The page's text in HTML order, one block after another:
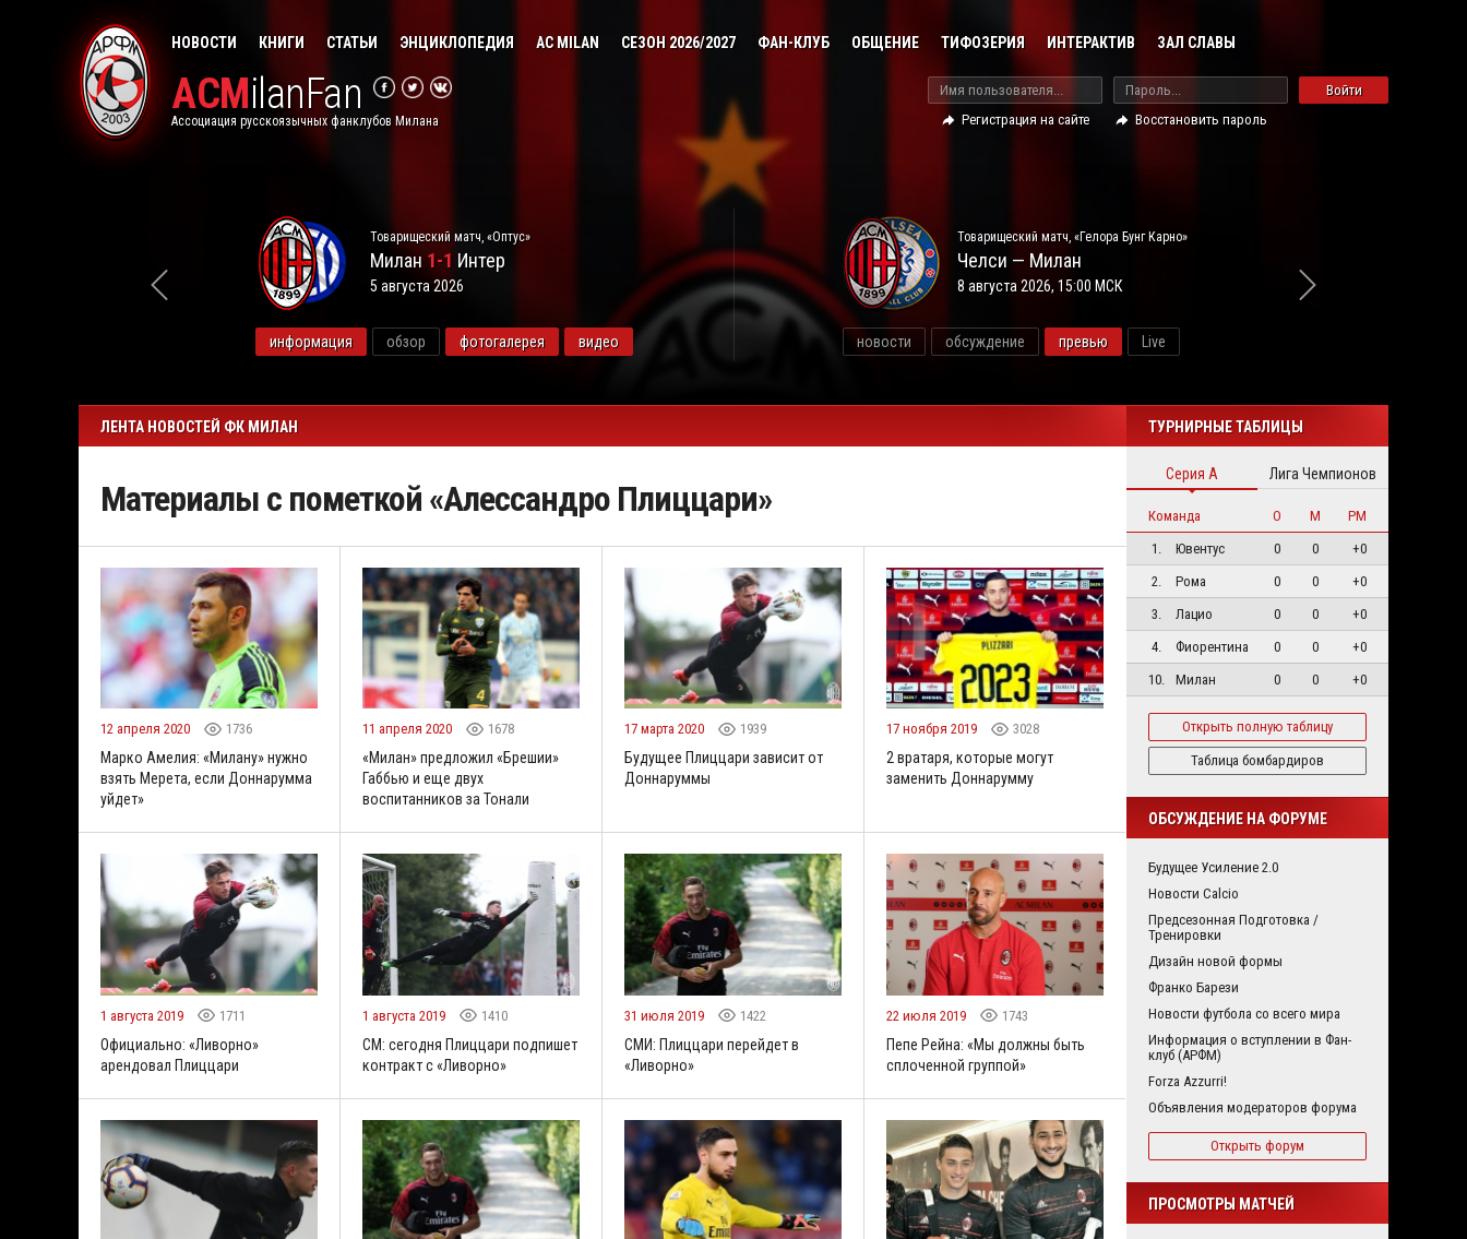
НОВОСТИ КНИГИ СТАТЬИ ЭНЦИКЛОПЕДИЯ AC MILAN СЕЗОН 2026/2027 ФАН-КЛУБ ОБЩЕНИЕ ТИФОЗЕРИЯ ИНТЕРАКТИВ ЗАЛ СЛАВЫ
ACMilanFan
Ассоциация русскоязычных фанклубов Милана
Войти
Регистрация на сайте
Восстановить пароль
Товарищеский матч, «Оптус»
Милан 1-1 Интер
5 августа 2026
информация обзор фотогалерея видео
Товарищеский матч, «Гелора Бунг Карно»
Челси — Милан
8 августа 2026, 15:00 МСК
новости обсуждение превью Live
ЛЕНТА НОВОСТЕЙ ФК МИЛАН
Материалы с пометкой «Алессандро Плиццари»
12 апреля 2020 1736
Марко Амелия: «Милану» нужно
взять Мерета, если Доннарумма
уйдет»
11 апреля 2020 1678
«Милан» предложил «Брешии»
Габбью и еще двух
воспитанников за Тонали
17 марта 2020 1939
Будущее Плиццари зависит от
Доннаруммы
17 ноября 2019 3028
2 вратаря, которые могут
заменить Доннарумму
1 августа 2019 1711
Официально: «Ливорно»
арендовал Плиццари
1 августа 2019 1410
CM: сегодня Плиццари подпишет
контракт с «Ливорно»
31 июля 2019 1422
СМИ: Плиццари перейдет в
«Ливорно»
22 июля 2019 1743
Пепе Рейна: «Мы должны быть
сплоченной группой»
ТУРНИРНЫЕ ТАБЛИЦЫ
Серия А Лига Чемпионов
Команда О М
РМ
1.
Ювентус 0 0
+0
2.
Рома 0 0
+0
3.
Лацио 0 0
+0
4.
Фиорентина 0 0
+0
10.
Милан 0 0 +0
Открыть полную таблицу
Таблица бомбардиров
ОБСУЖДЕНИЕ НА ФОРУМЕ
Будущее Усиление 2.0
Новости Calcio
Предсезонная Подготовка /
Тренировки
Дизайн новой формы
Франко Барези
Новости футбола со всего мира
Информация о вступлении в Фан-
клуб (АРФМ)
Forza Azzurri!
Объявления модераторов форума
Открыть форум
ПРОСМОТРЫ МАТЧЕЙ